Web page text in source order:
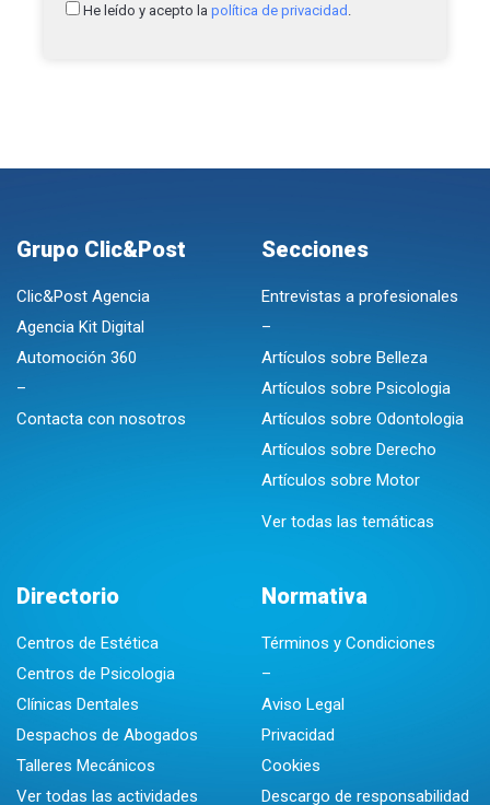
He leído y acepto la política de privacidad
Grupo Clic&Post
Clic&Post Agencia
Agencia Kit Digital
Automoción 360
–
Contacta con nosotros
Secciones
Entrevistas a profesionales
–
Artículos sobre Belleza
Artículos sobre Psicologia
Artículos sobre Odontologia
Artículos sobre Derecho
Artículos sobre Motor
Ver todas las temáticas
Directorio
Centros de Estética
Centros de Psicologia
Clínicas Dentales
Despachos de Abogados
Talleres Mecánicos
Ver todas las actividades
Normativa
Términos y Condiciones
–
Aviso Legal
Privacidad
Cookies
Descargo de responsabilidad